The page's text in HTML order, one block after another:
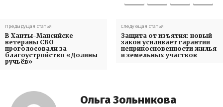
Предыдущая статья
В Ханты-Мансийске
ветераны СВО
проголосовали за
благоустройство «Долины
ручьёв»
Следующая статья
Защита от изъятия: новый
закон усиливает гарантии
неприкосновенности жилья
и земельных участков
Ольга Зольникова